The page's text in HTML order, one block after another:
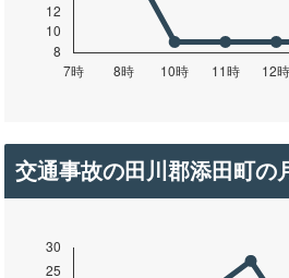
交通事故の田川郡添田町の